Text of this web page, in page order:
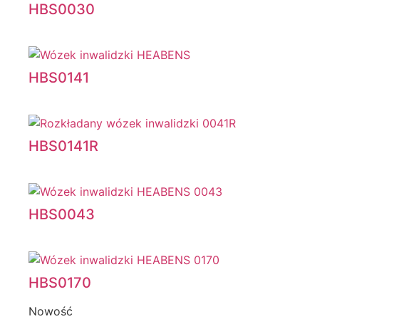
HBS0030
HBS0141
HBS0141R
HBS0043
HBS0170
Nowość